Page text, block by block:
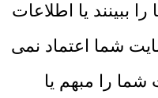
ببینند یا اطلاعات
شما اعتماد نمی
را مبهم یا